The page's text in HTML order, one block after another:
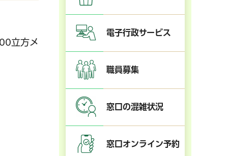
立方メ
電子行政サービス
職員募集
窓口の混雑状況
窓口オンライン予約